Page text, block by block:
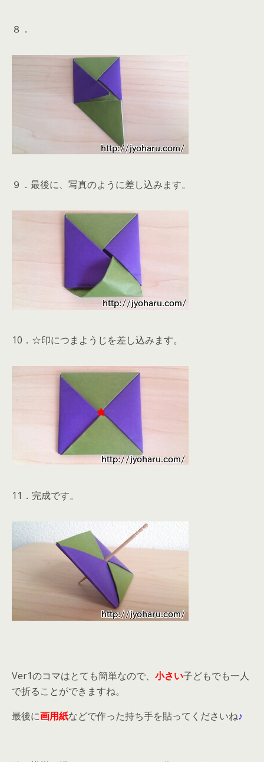
８．
９．最後に、写真のように差し込みます。
10．☆印につまようじを差し込みます。
11．完成です。
Ver1のコマはとても簡単なので、 小さい子どもでも一人
で折ることができますね。
最後に画用紙などで作った持ち手を貼ってくださいね♪